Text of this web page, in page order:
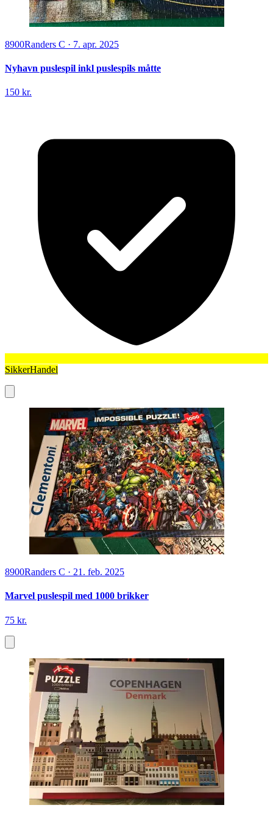
8900Randers C · 7. apr. 2025
Nyhavn puslespil inkl puslespils måtte
150 kr.
SikkerHandel
8900Randers C · 21. feb. 2025
Marvel puslespil med 1000 brikker
75 kr.